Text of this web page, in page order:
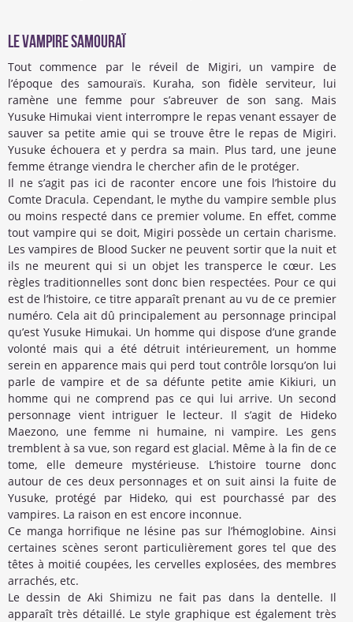
Le vampire samouraï
Tout commence par le réveil de Migiri, un vampire de
l’époque des samouraïs. Kuraha, son fidèle serviteur, lui
ramène une femme pour s’abreuver de son sang. Mais
Yusuke Himukai vient interrompre le repas venant essayer de
sauver sa petite amie qui se trouve être le repas de Migiri.
Yusuke échouera et y perdra sa main. Plus tard, une jeune
femme étrange viendra le chercher afin de le protéger.
Il ne s’agit pas ici de raconter encore une fois l’histoire du
Comte Dracula. Cependant, le mythe du vampire semble plus
ou moins respecté dans ce premier volume. En effet, comme
tout vampire qui se doit, Migiri possède un certain charisme.
Les vampires de Blood Sucker ne peuvent sortir que la nuit et
ils ne meurent qui si un objet les transperce le cœur. Les
règles traditionnelles sont donc bien respectées. Pour ce qui
est de l’histoire, ce titre apparaît prenant au vu de ce premier
numéro. Cela ait dû principalement au personnage principal
qu’est Yusuke Himukai. Un homme qui dispose d’une grande
volonté mais qui a été détruit intérieurement, un homme
serein en apparence mais qui perd tout contrôle lorsqu’on lui
parle de vampire et de sa défunte petite amie Kikiuri, un
homme qui ne comprend pas ce qui lui arrive. Un second
personnage vient intriguer le lecteur. Il s’agit de Hideko
Maezono, une femme ni humaine, ni vampire. Les gens
tremblent à sa vue, son regard est glacial. Même à la fin de ce
tome, elle demeure mystérieuse. L’histoire tourne donc
autour de ces deux personnages et on suit ainsi la fuite de
Yusuke, protégé par Hideko, qui est pourchassé par des
vampires. La raison en est encore inconnue.
Ce manga horrifique ne lésine pas sur l’hémoglobine. Ainsi
certaines scènes seront particulièrement gores tel que des
têtes à moitié coupées, les cervelles explosées, des membres
arrachés, etc.
Le dessin de Aki Shimizu ne fait pas dans la dentelle. Il
apparaît très détaillé. Le style graphique est également très